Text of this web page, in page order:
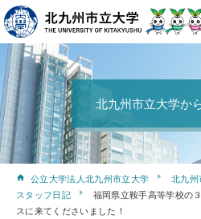
北九州市立大学か
公立大学法人北九州市立大学 北九州
スタッフ日記
福岡県立鞍手高等学校の
スに来てくださいました！